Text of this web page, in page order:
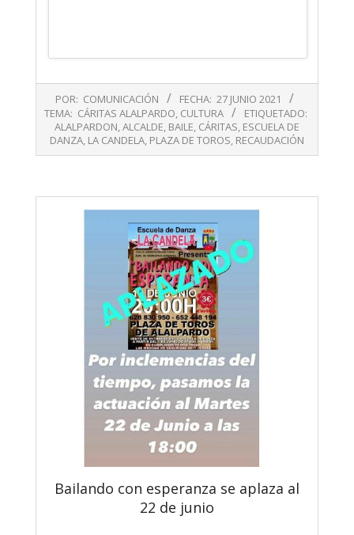
06-
POR: COMUNICACIÓN FECHA: 27 JUNIO 2021
TEMA: CÁRITAS ALALPARDO, CULTURA
ETIQUETADO:
ALALPARDON,ALCALDE, BAILE, CÁRITAS, ESCUELA DE
DANZA, LA CANDELA, PLAZA DE TOROS, RECAUDACIÓN
Bailando con esperanza se aplaza al
22 de junio